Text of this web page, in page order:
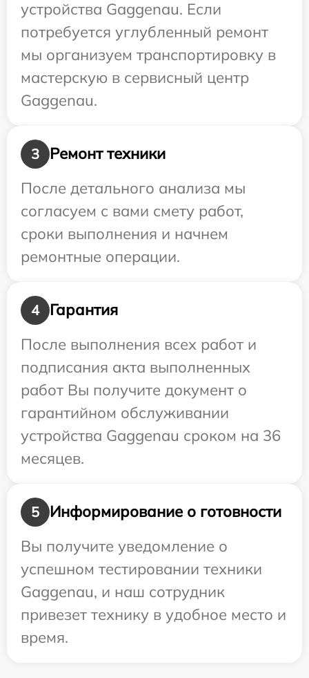
устройства Gaggenau. Если
потребуется углубленный ремонт
мы организуем транспортировку в
мастерскую в сервисный центр
Gaggenau.
3
Ремонт техники
После детального анализа мы
согласуем с вами смету работ,
сроки выполнения и начнем
ремонтные операции.
4
Гарантия
После выполнения всех работ и
подписания акта выполненных
работ Вы получите документ о
гарантийном обслуживании
устройства Gaggenau сроком на 36
месяцев.
5
Информирование о готовности
Вы получите уведомление о
успешном тестировании техники
Gaggenau, и наш сотрудник
привезет технику в удобное место и
время.